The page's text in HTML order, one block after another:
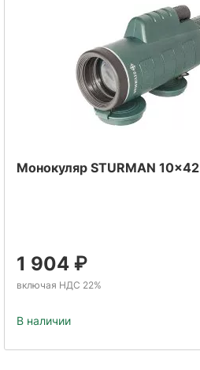
Монокуляр STURMAN 10x42
1 904 ₽
включая НДС 22%
В наличии